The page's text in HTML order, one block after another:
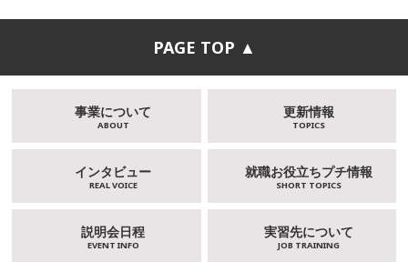
PAGE TOP ▲
事業について
ABOUT
更新情報
TOPICS
インタビュー
REAL VOICE
就職お役立ちプチ情報
SHORT TOPICS
説明会日程
EVENT INFO
実習先について
JOB TRAINING